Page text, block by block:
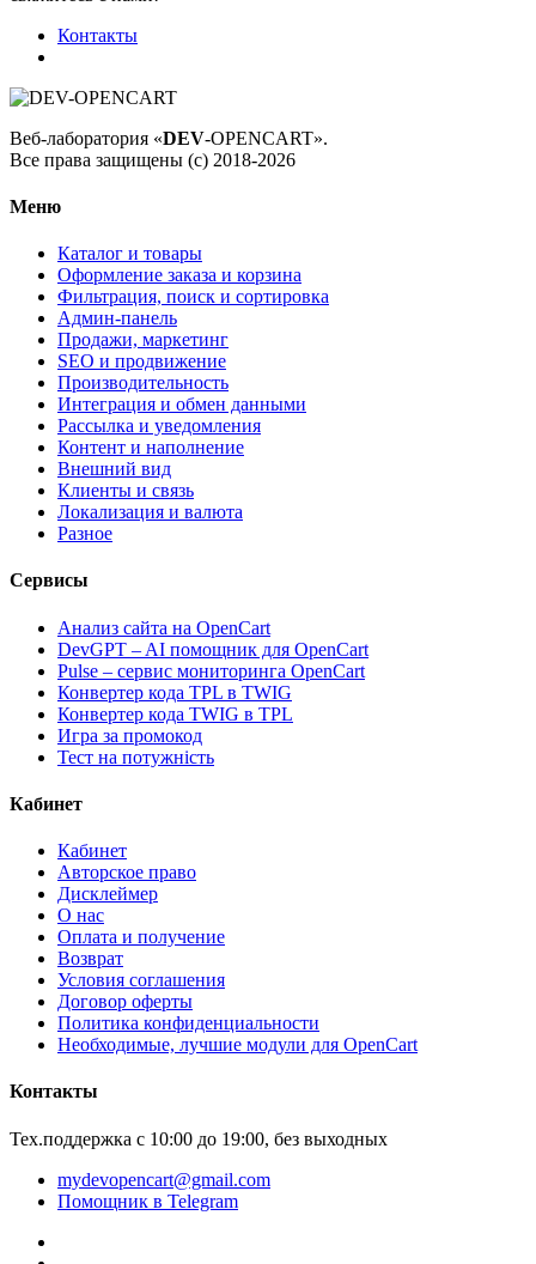
Контакты
Веб-лаборатория «DEV-OPENCART».
Все права защищены (с) 2018-2026
Меню
Каталог и товары
Оформление заказа и корзина
Фильтрация, поиск и сортировка
Админ-панель
Продажи, маркетинг
SEO и продвижение
Производительность
Интеграция и обмен данными
Рассылка и уведомления
Контент и наполнение
Внешний вид
Клиенты и связь
Локализация и валюта
Разное
Сервисы
Анализ сайта на OpenCart
DevGPT – AI помощник для OpenCart
Pulse – сервис мониторинга OpenCart
Конвертер кода TPL в TWIG
Конвертер кода TWIG в TPL
Игра за промокод
Тест на потужність
Кабинет
Кабинет
Авторское право
Дисклеймер
О нас
Оплата и получение
Возврат
Условия соглашения
Договор оферты
Политика конфиденциальности
Необходимые, лучшие модули для OpenCart
Контакты
Тех.поддержка с 10:00 до 19:00, без выходных
mydevopencart@gmail.com
Помощник в Telegram